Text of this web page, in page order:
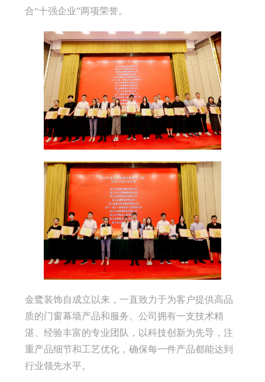
合“十强企业”两项荣誉。
金鹭装饰自成立以来，一直致力于为客户提供高品
质的门窗幕墙产品和服务。公司拥有一支技术精
湛、经验丰富的专业团队，以科技创新为先导，注
重产品细节和工艺优化，确保每一件产品都能达到
行业领先水平。